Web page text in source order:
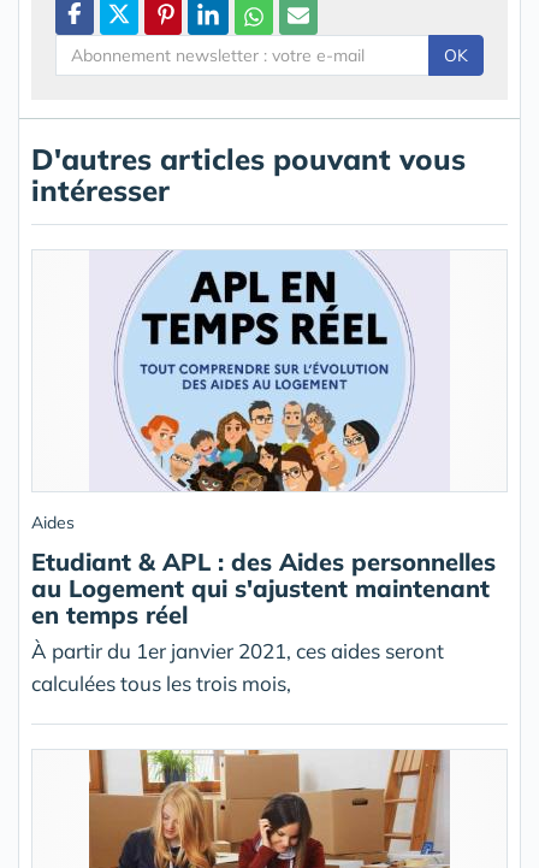
OK
D'autres articles pouvant vous
intéresser
Aides
Etudiant & APL : des Aides personnelles
au Logement qui s'ajustent maintenant
en temps réel
À partir du 1er janvier 2021, ces aides seront
calculées tous les trois mois,